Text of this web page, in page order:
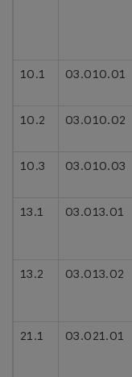
10.1
03.010.01
10.2
03.010.02
10.3
03.010.03
13.1
03.013.01
13.2
03.013.02
21.1
03.021.01